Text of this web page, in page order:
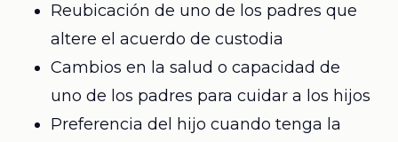
Reubicación de uno de los padres que
altere el acuerdo de custodia
Cambios en la salud o capacidad de
uno de los padres para cuidar a los hijos
Preferencia del hijo cuando tenga la